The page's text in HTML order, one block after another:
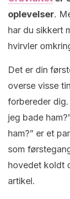
oplevelser.
har du sikkert
hvirvler
Det er din
overse visse
forbereder dig.
jeg bade
ham?” er et
som
hovedet koldt
artikel.